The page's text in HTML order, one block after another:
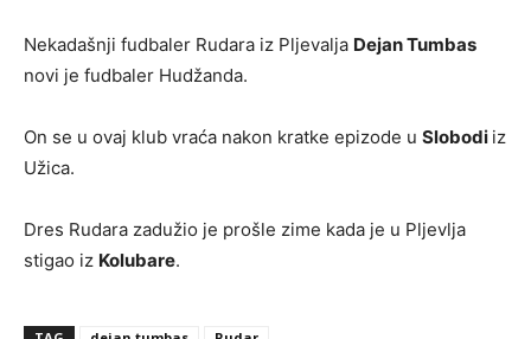
Nekadašnji fudbaler Rudara iz Pljevalja Dejan Tumbas
novi je fudbaler Hudžanda.
On se u ovaj klub vraća nakon kratke epizode u Slobodi iz
Užica.
Dres Rudara zadužio je prošle zime kada je u Pljevlja
stigao iz Kolubare.